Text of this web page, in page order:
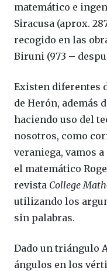
matemático e
Siracusa (aprox.
recogido en las
Biruni (973 –
Existen diferentes
de Herón, además
haciendo uso del
nosotros, como
veraniega, vamos
el matemático
revista College
utilizando los
sin palabras.
Dado un triángulo
ángulos en los